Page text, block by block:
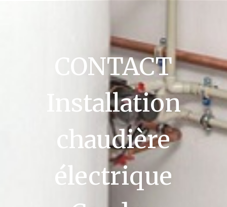
CONTACT
Installation
chaudière
électrique